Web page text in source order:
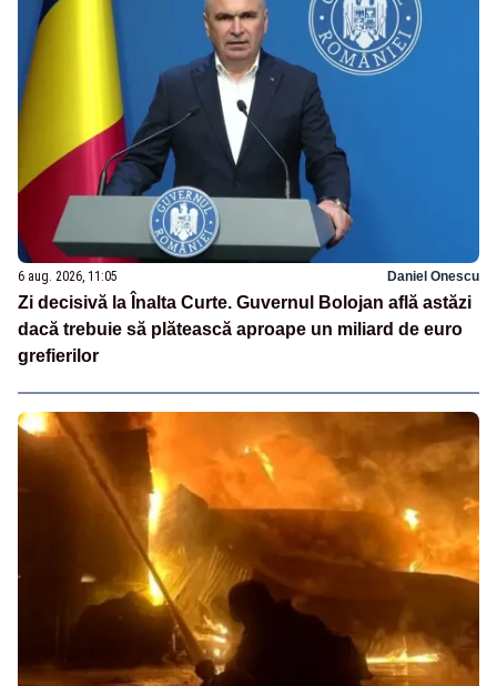
6 aug. 2026, 11:05 Daniel Onescu
Zi decisivă la Înalta Curte. Guvernul Bolojan află astăzi
dacă trebuie să plătească aproape un miliard de euro
grefierilor